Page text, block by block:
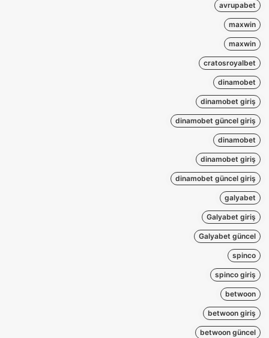
avrupabet
maxwin
maxwin
cratosroyalbet
dinamobet
dinamobet giriş
dinamobet güncel giriş
dinamobet
dinamobet giriş
dinamobet güncel giriş
galyabet
Galyabet giriş
Galyabet güncel
spinco
spinco giriş
betwoon
betwoon giriş
betwoon güncel